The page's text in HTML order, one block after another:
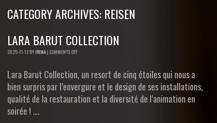
CATEGORY ARCHIVES: REISEN
LARA BARUT COLLECTION
2025-11-12 BY IRINA | COMMENTS OFF
Lara Barut Collection, un resort de cinq étoiles qui nous a
bien surpris par l’envergure et le design de ses installations,
qualité de la restauration et la diversité de l’animation en
soirée ! ….